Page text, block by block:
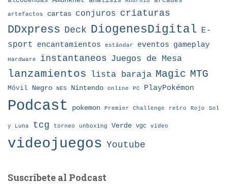
artefactos cartas conjuros criaturas
DDxpress Deck DiogenesDigital E-
sport
encantamientos estándar eventos gameplay
Hardware instantaneos Juegos de Mesa
lanzamientos lista baraja Magic MTG
Móvil Negro NES Nintendo online PC PlayPokémon
Podcast pokemon Premier Challenge retro Rojo Sol
y Luna tcg torneo unboxing Verde vgc video
videojuegos Youtube
Suscribete al Podcast